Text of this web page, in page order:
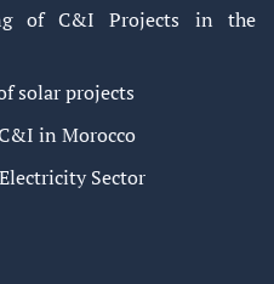
of C&I Projects in the
solar projects
in Morocco
Sector